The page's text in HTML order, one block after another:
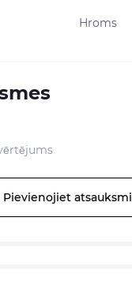
Hroms
Pievienojiet atsauksmi